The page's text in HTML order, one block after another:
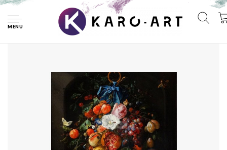
MENU
Afbeelding op acrylglas - Festoen van vruchten en bloemen,
Jan davidsz de Heem